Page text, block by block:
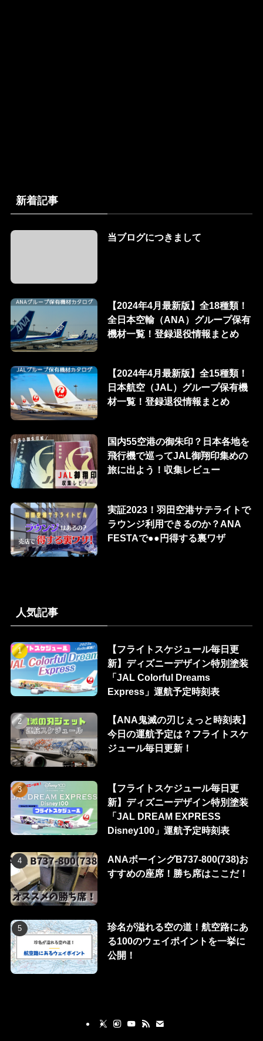
新着記事
当ブログにつきまして
【2024年4月最新版】全18種類！
全日本空輸（ANA）グループ保有
機材一覧！登録退役情報まとめ
【2024年4月最新版】全15種類！
日本航空（JAL）グループ保有機
材一覧！登録退役情報まとめ
国内55空港の御朱印？日本各地を
飛行機で巡ってJAL御翔印集めの
旅に出よう！収集レビュー
実証2023！羽田空港サテライトで
ラウンジ利用できるのか？ANA
FESTAで●●円得する裏ワザ
人気記事
【フライトスケジュール毎日更
新】ディズニーデザイン特別塗装
「JAL Colorful Dreams
Express」運航予定時刻表
【ANA鬼滅の刃じぇっと時刻表】
今日の運航予定は？フライトスケ
ジュール毎日更新！
【フライトスケジュール毎日更
新】ディズニーデザイン特別塗装
「JAL DREAM EXPRESS
Disney100」運航予定時刻表
ANAボーイングB737-800(738)お
すすめの座席！勝ち席はここだ！
珍名が溢れる空の道！航空路にあ
る100のウェイポイントを一挙に
公開！